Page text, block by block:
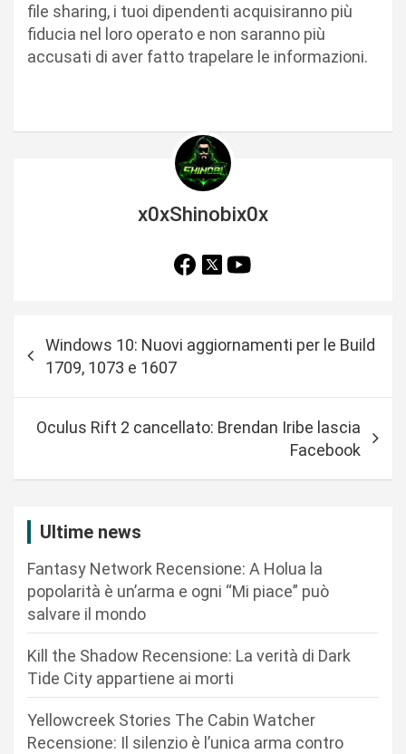
file sharing, i tuoi dipendenti acquisiranno più
fiducia nel loro operato e non saranno più
accusati di aver fatto trapelare le informazioni.
x0xShinobix0x
a
Windows 10: Nuovi aggiornamenti per le Build
1709, 1073 e 1607
Oculus Rift 2 cancellato: Brendan Iribe lascia
Facebook
Ultime news
Fantasy Network Recensione: A Holua la
popolarità è un’arma e ogni “Mi piace” può
salvare il mondo
Kill the Shadow Recensione: La verità di Dark
Tide City appartiene ai morti
Yellowcreek Stories The Cabin Watcher
Recensione: Il silenzio è l’unica arma contro